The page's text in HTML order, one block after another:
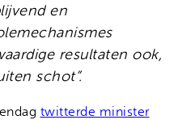
en
resultaten ook,
schot”.
twitterde minister